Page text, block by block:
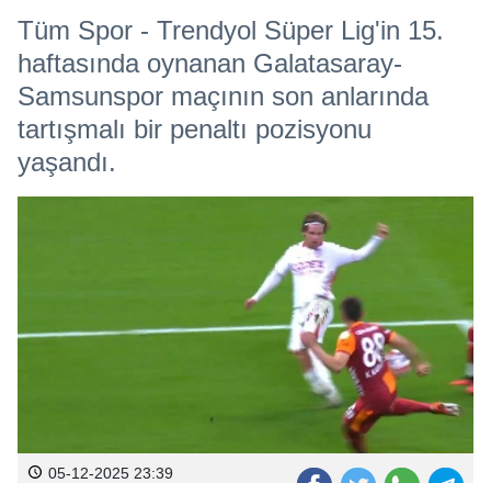
Tüm Spor - Trendyol Süper Lig'in 15.
haftasında oynanan Galatasaray-
Samsunspor maçının son anlarında
tartışmalı bir penaltı pozisyonu
yaşandı.
05-12-2025 23:39